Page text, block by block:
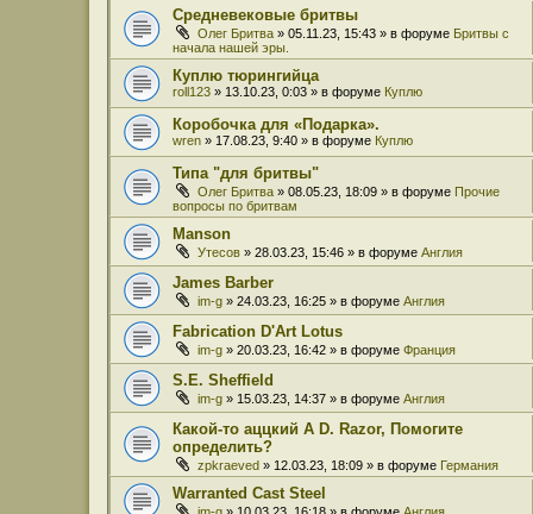
Средневековые бритвы
Олег Бритва » 05.11.23, 15:43 » в форуме Бритвы с
начала нашей эры.
Куплю тюрингийца
roll123 » 13.10.23, 0:03 » в форуме Куплю
Коробочка для «Подарка».
wren » 17.08.23, 9:40 » в форуме Куплю
Типа "для бритвы"
Олег Бритва » 08.05.23, 18:09 » в форуме Прочие
вопросы по бритвам
Manson
Утесов » 28.03.23, 15:46 » в форуме Англия
James Barber
im-g » 24.03.23, 16:25 » в форуме Англия
Fabrication D'Art Lotus
im-g » 20.03.23, 16:42 » в форуме Франция
S.E. Sheffield
im-g » 15.03.23, 14:37 » в форуме Англия
Какой-то аццкий A D. Razor, Помогите
определить?
zpkraeved » 12.03.23, 18:09 » в форуме Германия
Warranted Cast Steel
im-g » 10.03.23, 16:18 » в форуме Англия